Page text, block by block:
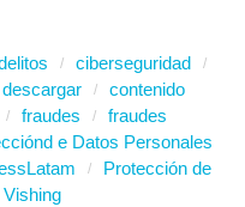
ciberseguridad
contenido
fraudes
fraudes
e Datos Personales
Protección de
Vishing